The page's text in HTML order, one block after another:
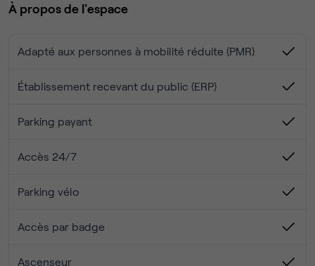
🍵 Des tisaneries et salons cosy pour des moments de
🚗 Un parking disponible pour un accès pratique
📶 Wifi sécurisé et reprographie
travail premium aux portes de Paris 🌟 ! Sur notre site, des
afterworks, meet-ups, conférences et ateliers bien-être
accueillant et accessible ? Venez visiter notre site de
conçu pour favoriser le bien-être et la productivité !
À propos de l'espace
Adapté aux personnes à mobilité réduite (PMR)
Établissement recevant du public (ERP)
Parking payant
Accès 24/7
Parking vélo
Accès par badge
Ascenseur